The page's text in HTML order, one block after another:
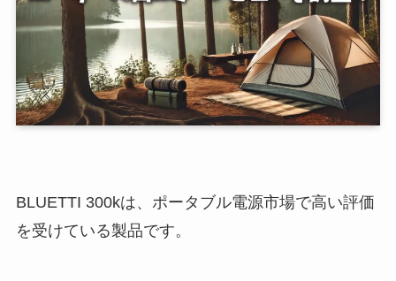
BLUETTI 300kは、ポータブル電源市場で高い評価
を受けている製品です。